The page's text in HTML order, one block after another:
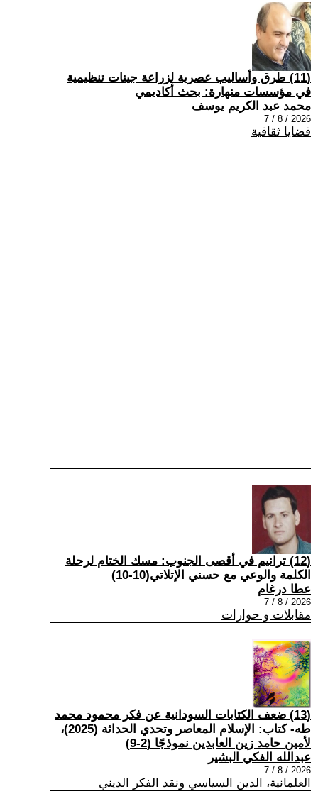
(11) طرق وأساليب عصرية لزراعة جينات تنظيمية
في مؤسسات منهارة: بحث أكاديمي
محمد عبد الكريم يوسف
2026 / 8 / 7
قضايا ثقافية
(12) ترانيم في أقصى الجنوب: مسك الختام لرحلة
الكلمة والوعي مع حسني الإتلاتي(10-10)
عطا درغام
2026 / 8 / 7
مقابلات و حوارات
(13) ضعف الكتابات السودانية عن فكر محمود محمد
طه- كتاب: الإسلام المعاصر وتحدي الحداثة (2025)،
لأمين حامد زين العابدين نموذجًا (2-9)
عبدالله الفكي البشير
2026 / 8 / 7
العلمانية، الدين السياسي ونقد الفكر الديني